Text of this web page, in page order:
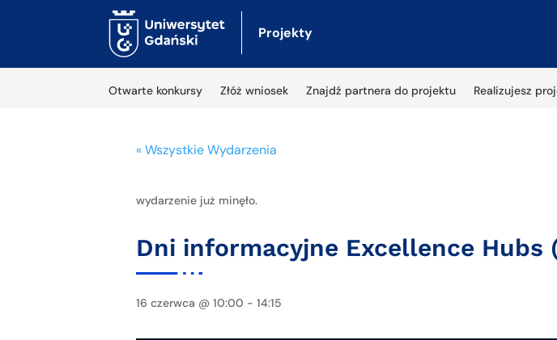
Projekty
Otwarte konkursy Złóż wniosek Znajdź partnera do projektu Realizujesz
« Wszystkie Wydarzenia
wydarzenie już minęło.
Dni informacyjne Excellence Hubs
16 czerwca @ 10:00 - 14:15